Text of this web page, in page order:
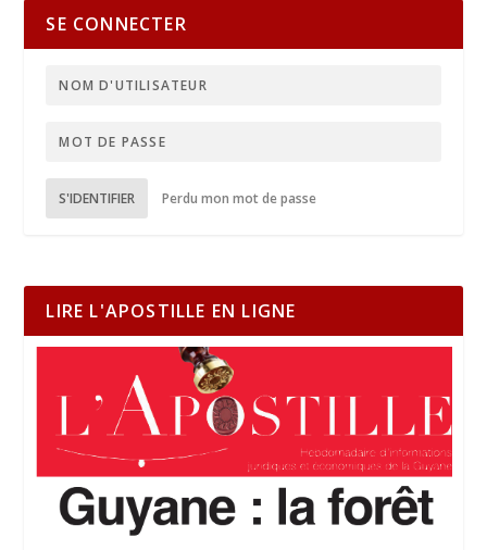
SE CONNECTER
S'IDENTIFIER Perdu mon mot de passe
LIRE L'APOSTILLE EN LIGNE